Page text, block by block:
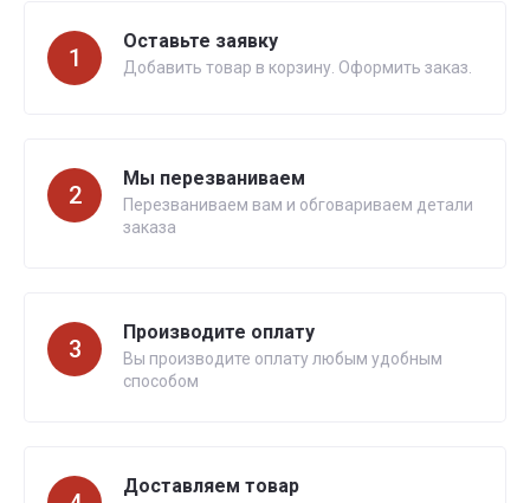
1
Оставьте заявку
Добавить товар в корзину. Оформить заказ.
2
Мы перезваниваем
Перезваниваем вам и обговариваем детали
заказа
3
Производите оплату
Вы производите оплату любым удобным
способом
Доставляем товар